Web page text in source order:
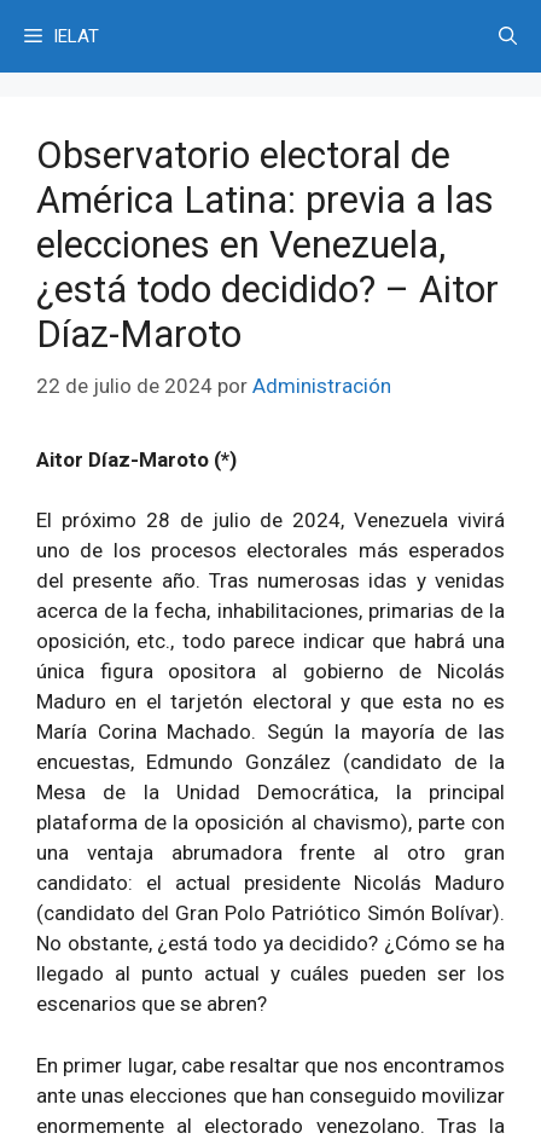
contenido
IELAT
Observatorio electoral de
América Latina: previa a las
elecciones en Venezuela,
¿está todo decidido? – Aitor
Díaz-Maroto
22 de julio de 2024 por Administración
Aitor Díaz-Maroto (*)
El próximo 28 de julio de 2024, Venezuela vivirá
uno de los procesos electorales más esperados
del presente año. Tras numerosas idas y venidas
acerca de la fecha, inhabilitaciones, primarias de la
oposición, etc., todo parece indicar que habrá una
única figura opositora al gobierno de Nicolás
Maduro en el tarjetón electoral y que esta no es
María Corina Machado. Según la mayoría de las
encuestas, Edmundo González (candidato de la
Mesa de la Unidad Democrática, la principal
plataforma de la oposición al chavismo), parte con
una ventaja abrumadora frente al otro gran
candidato: el actual presidente Nicolás Maduro
(candidato del Gran Polo Patriótico Simón Bolívar).
No obstante, ¿está todo ya decidido? ¿Cómo se ha
llegado al punto actual y cuáles pueden ser los
escenarios que se abren?
En primer lugar, cabe resaltar que nos encontramos
ante unas elecciones que han conseguido movilizar
enormemente al electorado venezolano. Tras la